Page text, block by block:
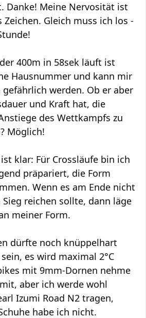
Danke! Meine Nervosität ist
Zeichen. Gleich muss ich los -
400m in 58sek läuft ist
Hausnummer und kann mir
werden. Ob er aber
und Kraft hat, die
des Wettkampfs zu
Möglich!
klar: Für Crossläufe bin ich
präpariert, die Form
Wenn es am Ende nicht
reichen sollte, dann läge
meiner Form.
dürfte noch knüppelhart
es wird maximal 2°C
mit 9mm-Dornen nehme
aber ich werde wohl
Izumi Road N2 tragen,
habe ich nicht.